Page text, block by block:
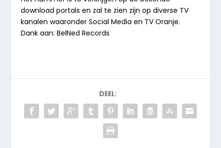
download portals en zal te zien zijn op diverse TV
kanalen waaronder Social Media en TV Oranje.
Dank aan: BelNed Records
DEEL: